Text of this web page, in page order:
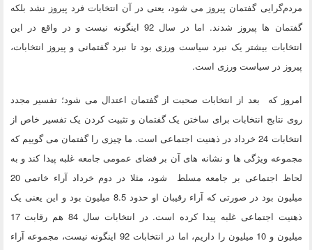
مردم‌گرایی گفتمان پیروز می شود، یعنی در آن انتخابات فرد پیروز نشد بلکه
گفتمان ها پیروز شدند. اما در سال 92 اینگونه نیست و در واقع در این
انتخابات بیشتر یک نبرد سیاست ورزی بود تا نبرد گفتمانی و پیروز انتخابات،
پیروز در سیاست ورزی است.
امروز که بعد از انتخابات صحبت از گفتمان اعتدال می شود؛ تفسیر مجدد
روی نتابج انتخابات برای ساختن یک گفتمان و تثبیت کردن یک تفسیر خاص از
انتخابات 24 خرداد در ذهنیت اجتماعی است. ما چیزی را گفتمان می گوییم که
مجموعه ویژگی ها و نشانه های آن بر فضای عمومی جامعه غلبه پیدا کند و به
لحاظ اجتماعی بر جامعه مسلط شود، مثلا در دوم خرداد آراء خاتمی 20
میلیون بود در صورتی که آراء رقیبان او حدود 8.5 میلیون بود و این یعنی یک
ذهنیت اجتماعی غلبه پیدا کرده است. در انتخابات سال 84 هم رقابت 17
میلیون و 10 میلیون را داریم، اما در انتخابات 92 اینگونه نیست، مجموعه آراء